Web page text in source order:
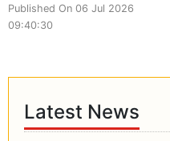
Published On 06 Jul 2026
09:40:30
Latest News